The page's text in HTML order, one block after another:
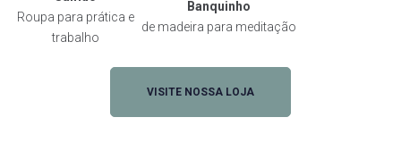
Roupa para prática e
trabalho
Banquinho
de madeira para meditação
VISITE NOSSA LOJA